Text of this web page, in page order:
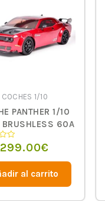
COCHES 1/10
PANTHER 1/10
BRUSHLESS 60A
HNR9802-R
WATERPROOF
ROJO RTR
299.00€
al carrito